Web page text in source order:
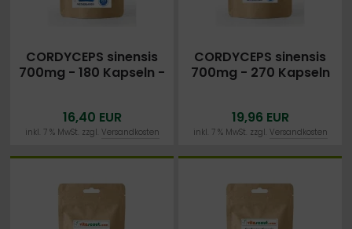
CORDYCEPS sinensis
700mg - 180 Kapseln -
Nachhaltige Qualität in
DEUTSCHLAND
16,40 EUR
inkl. 7 % MwSt. zzgl. Versandkosten
CORDYCEPS sinensis
700mg - 270 Kapseln
Vitalpilz - Nachhaltige
Qualität in
19,96 EUR
inkl. 7 % MwSt. zzgl. Versandkosten